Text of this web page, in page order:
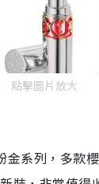
點擊圖片放大
金系列，多款